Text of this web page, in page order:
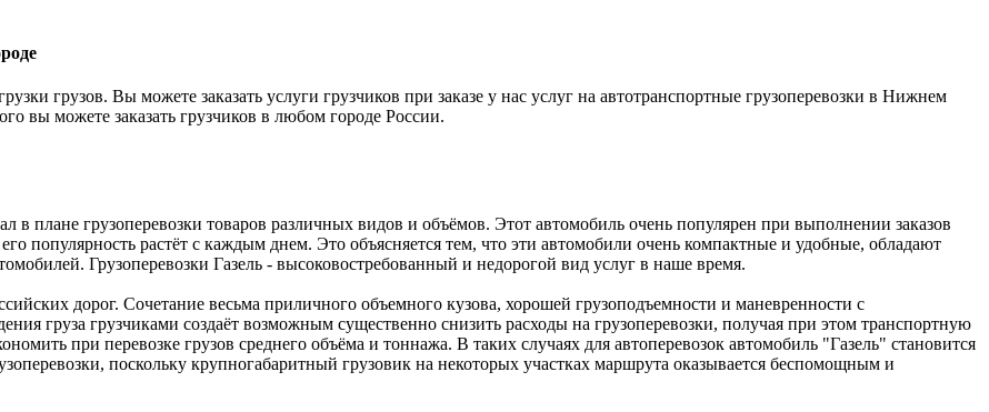
грузов. Вы можете заказать услуги грузчиков при заказе у нас услуг на автотранспортные грузоперевозки в Нижнем
вы можете заказать грузчиков в любом городе России.
в плане грузоперевозки товаров различных видов и объёмов. Этот автомобиль очень популярен при выполнении заказов
популярность растёт с каждым днем. Это объясняется тем, что эти автомобили очень компактные и удобные, обладают
Грузоперевозки Газель - высоковостребованный и недорогой вид услуг в наше время.
дорог. Сочетание весьма приличного объемного кузова, хорошей грузоподъемности и маневренности с
груза грузчиками создаёт возможным существенно снизить расходы на грузоперевозки, получая при этом транспортную
при перевозке грузов среднего объёма и тоннажа. В таких случаях для автоперевозок автомобиль "Газель" становится
поскольку крупногабаритный грузовик на некоторых участках маршрута оказывается беспомощным и